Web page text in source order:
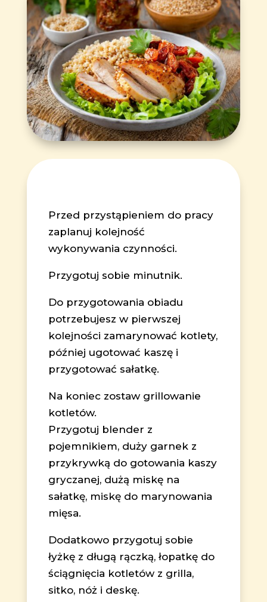
Przed przystąpieniem do pracy
zaplanuj kolejność
wykonywania czynności.
Przygotuj sobie minutnik.
Do przygotowania obiadu
potrzebujesz w pierwszej
kolejności zamarynować kotlety,
później ugotować kaszę i
przygotować sałatkę.
Na koniec zostaw grillowanie
kotletów.
Przygotuj blender z
pojemnikiem, duży garnek z
przykrywką do gotowania kaszy
gryczanej, dużą miskę na
sałatkę, miskę do marynowania
mięsa.
Dodatkowo przygotuj sobie
łyżkę z długą rączką, łopatkę do
ściągnięcia kotletów z grilla,
sitko, nóż i deskę.